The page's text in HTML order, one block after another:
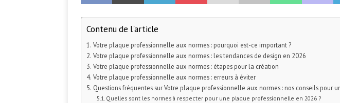
Contenu de l'article
Votre plaque professionnelle aux normes : pourquoi est-ce important ?
Votre plaque professionnelle aux normes : les tendances de design en 2026
Votre plaque professionnelle aux normes : étapes pour la création
Votre plaque professionnelle aux normes : erreurs à éviter
Questions fréquentes sur Votre plaque professionnelle aux normes : nos conseils pour
Quelles sont les normes à respecter pour une plaque professionnelle en 2026 ?